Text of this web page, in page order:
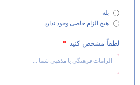
بله
هیچ الزام خاصی وجود ندارد
لطفاً مشخص کنید